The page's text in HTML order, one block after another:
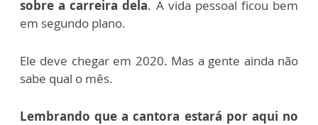
sobre a carreira dela. A vida pessoal ficou bem
em segundo plano.
Ele deve chegar em 2020. Mas a gente ainda não
sabe qual o mês.
Lembrando que a cantora estará por aqui no